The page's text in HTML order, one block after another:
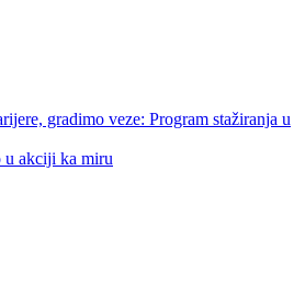
gradimo veze: Program stažiranja u
u akciji ka miru